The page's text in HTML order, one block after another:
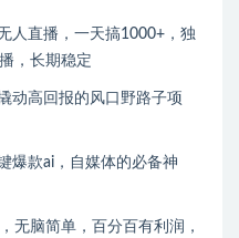
人直播，一天搞1000+，独
，长期稳定
动高回报的风口野路子项
爆款ai，自媒体的必备神
无脑简单，百分百有利润，